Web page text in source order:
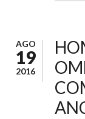
AGO
19
2016